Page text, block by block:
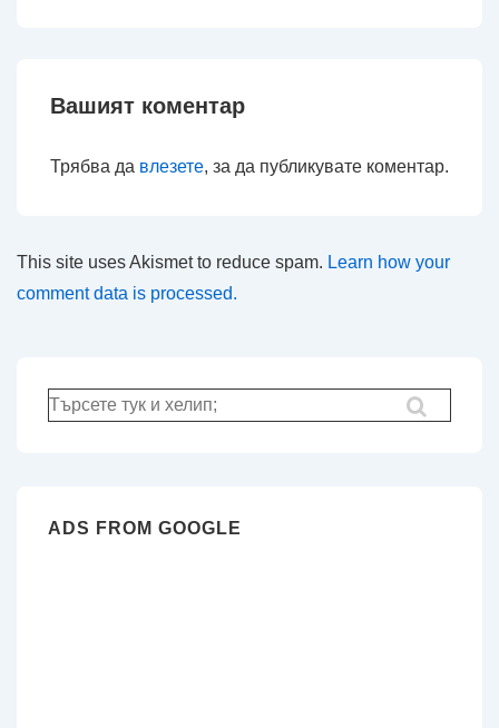
Вашият коментар
Трябва да влезете, за да публикувате коментар.
This site uses Akismet to reduce spam. Learn how your
comment data is processed.
Търсене
за:
ADS FROM GOOGLE